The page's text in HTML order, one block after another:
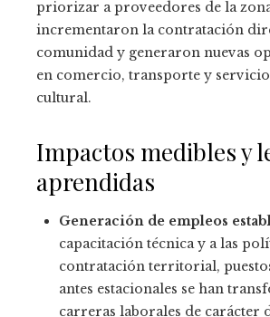
priorizar a proveedores de la
incrementaron la contratación
comunidad y generaron nuevas
en comercio, transporte y
cultural.
Impactos medibles y
aprendidas
Generación de empleos
capacitación técnica y a las
contratación territorial,
antes estacionales se han
carreras laborales de carácter